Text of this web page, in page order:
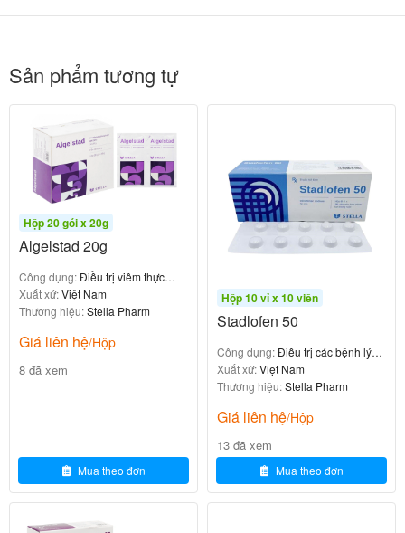
Syndrome – RLS)
Sifstad 0.18mg thường được kê ở liều khởi đầu hoặc
điều chỉnh liều nhỏ, phù hợp cho bệnh nhân mới bắt
đầu điều trị hoặc cần tăng liều dần dần.
2. Thành phần của thuốc Sifstad 0.18mg
Mỗi viên nén Sifstad 0.18mg chứa:
Hoạt chất chính
: Pramipexole dihydrochloride
monohydrate tương đương 0.18mg pramipexole
base
Tá dược
: Mannitol, tinh bột biến tính, natri starch
glycolate, colloidal anhydrous silica, magnesium
stearate, và một số tá dược khác (tùy theo công
Viên thuốc thường màu trắng hoặc gần trắng, dễ bẻ
đôi nếu cần chia liều.
Sản phẩm tương tự
Hộp 20 gói x 20g
Algelstad 20g
Công dụng:Điều trị viêm thực
quản, viêm dạ dày
Xuất xứ:Việt Nam
Thương hiệu:Stella Pharm
Giá liên hệ/Hộp
8 đã xem
Mua theo đơn
Hộp 10 vỉ x 10 viên
Stadlofen 50
Công dụng:Điều trị các bệnh lý
viêm khớp
Xuất xứ:Việt Nam
Thương hiệu:Stella Pharm
Giá liên hệ/Hộp
13 đã xem
Mua theo đơn